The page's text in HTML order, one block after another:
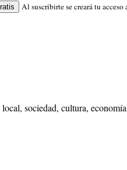
Al suscribirte se creará tu
sociedad, cultura,